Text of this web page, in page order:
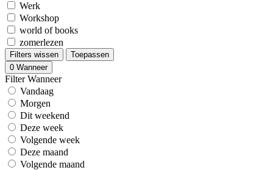
Werk
Workshop
world of books
zomerlezen
Filters wissen
Toepassen
0 Wanneer
Filter Wanneer
Vandaag
Morgen
Dit weekend
Deze week
Volgende week
Deze maand
Volgende maand